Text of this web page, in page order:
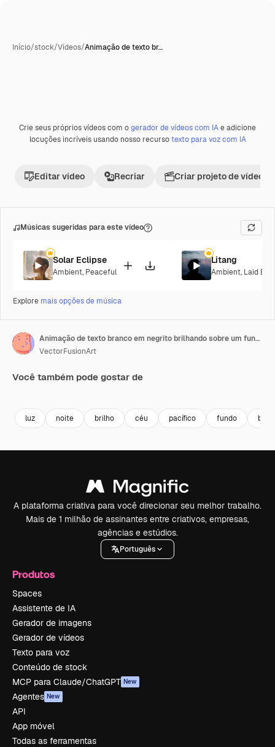
Início/stock/Vídeos/Animação de texto br…
PremiumGerada com IA
Crie seus próprios vídeos com ogerador de vídeos com IAe adicione
locuções incríveis usando nosso recursotexto para voz com IA
Editar vídeo Recriar Criar projeto de vídeo
Músicas sugeridas para este vídeo
Solar Eclipse
Ambient, Peaceful
Litang
Ambient, Laid
Explore mais opções de música
Animação de texto branco em negrito brilhando sobre um fundo de céu noturno estrelado
VectorFusionArt
Você também pode gostar de
luz noite brilho céu pacífico fundo
A plataforma criativa para você direcionar seu melhor trabalho.
Mais de 1 milhão de assinantes entre criativos, empresas,
agências e estúdios.
Português
Produtos
Spaces
Assistente de IA
Gerador de imagens
Gerador de vídeos
Texto para voz
Conteúdo de stock
MCP para Claude/ChatGPT New
Agentes New
API
App móvel
Todas as ferramentas